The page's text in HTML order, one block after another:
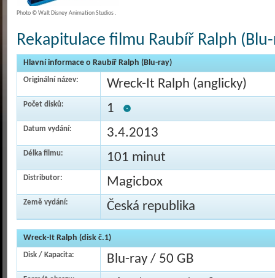
Photo © Walt Disney Animation Studios .
Rekapitulace filmu Raubíř Ralph
Hlavní informace o Raubíř Ralph (Blu-ray)
Originální název: Wreck-It Ralph (anglicky)
Počet disků: 1
Datum vydání: 3.4.2013
Délka filmu: 101 minut
Distributor: Magicbox
Země vydání: Česká republika
Wreck-It Ralph (disk č.1)
Disk / Kapacita: Blu-ray / 50 GB